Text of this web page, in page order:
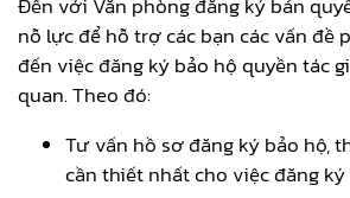
nỗ lực để hỗ trợ các bạn các vấn đề
đến việc đăng ký bảo hộ quyền tác
quan. Theo đó:
Tư vấn hồ sơ đăng ký bảo hộ,
cần thiết nhất cho việc đăng